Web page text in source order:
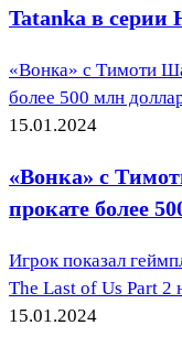
Tatanka в серии
«Вонка» с Тимоти
более 500 млн
15.01.2024
«Вонка» с
прокате более
Игрок показал
The Last of Us Part 2
15.01.2024